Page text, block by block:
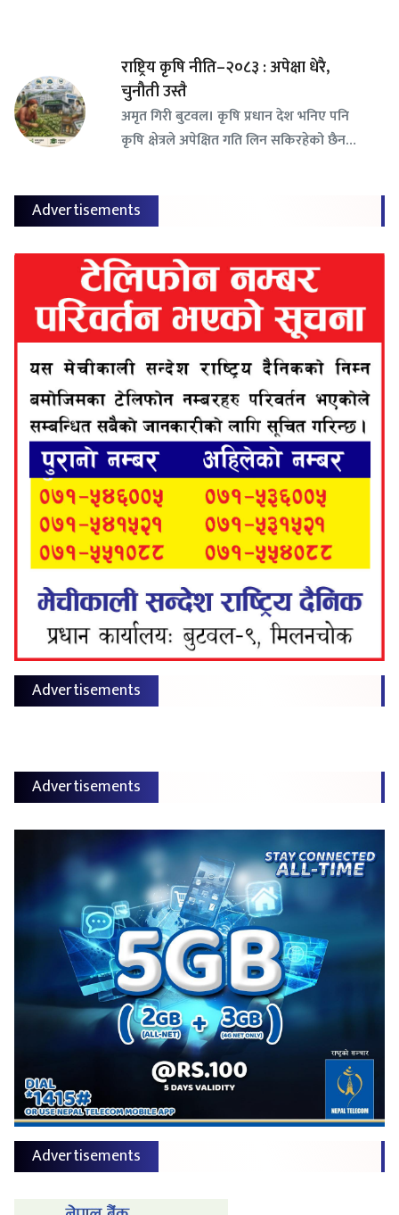
राष्ट्रिय कृषि नीति–२०८३ : अपेक्षा धेरै,
चुनौती उस्तै
अमृत गिरी बुटवल। कृषि प्रधान देश भनिए पनि
कृषि क्षेत्रले अपेक्षित गति लिन सकिरहेको छैन…
Advertisements
Advertisements
Advertisements
Advertisements